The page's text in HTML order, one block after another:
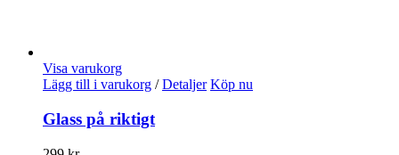
Visa varukorg
Lägg till i varukorg / Detaljer Köp nu
Glass på riktigt